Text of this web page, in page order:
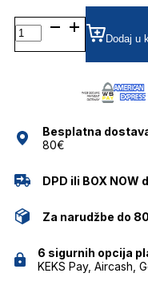
CRL4538-
2 DIOPTRIJSKI
OKVIRI
Dodaj u
Besplatna
80€
DPD ili BOX NOW
Za narudžbe do
6 sigurnih opcija
KEKS Pay, Aircash,